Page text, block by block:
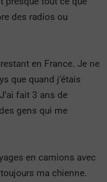
des radios ou
en France. Je ne
que quand j’étais
fait 3 ans de
gens qui me
en camions avec
ma chienne.